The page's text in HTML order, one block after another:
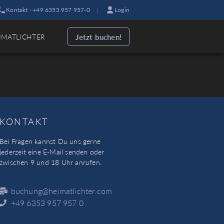
Kontakt · +49 6353 957 957-0 | Login
Jetzt buchen!
KONTAKT
Bei Fragen kannst Du uns gerne
jederzeit eine E-Mail senden oder
zwischen 9 und 18 Uhr anrufen.
buchung@heimatlichter.com
+49 6353 957 957 0